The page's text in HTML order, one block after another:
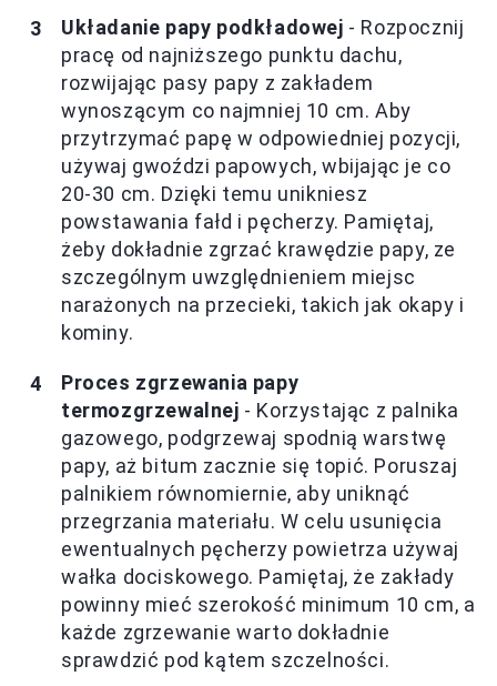
Układanie papy podkładowej - Rozpocznij
pracę od najniższego punktu dachu,
rozwijając pasy papy z zakładem
wynoszącym co najmniej 10 cm. Aby
przytrzymać papę w odpowiedniej pozycji,
używaj gwoździ papowych, wbijając je co
20-30 cm. Dzięki temu unikniesz
powstawania fałd i pęcherzy. Pamiętaj,
żeby dokładnie zgrzać krawędzie papy, ze
szczególnym uwzględnieniem miejsc
narażonych na przecieki, takich jak okapy i
kominy.
Proces zgrzewania papy
termozgrzewalnej - Korzystając z palnika
gazowego, podgrzewaj spodnią warstwę
papy, aż bitum zacznie się topić. Poruszaj
palnikiem równomiernie, aby uniknąć
przegrzania materiału. W celu usunięcia
ewentualnych pęcherzy powietrza używaj
wałka dociskowego. Pamiętaj, że zakłady
powinny mieć szerokość minimum 10 cm, a
każde zgrzewanie warto dokładnie
sprawdzić pod kątem szczelności.